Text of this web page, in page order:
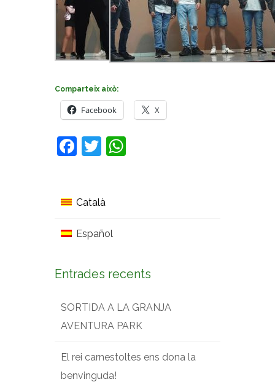
Comparteix això:
Facebook X
Facebook
Twitter
Català
Español
Entrades recents
SORTIDA A LA GRANJA
AVENTURA PARK
El rei carnestoltes ens dona la
benvinguda!